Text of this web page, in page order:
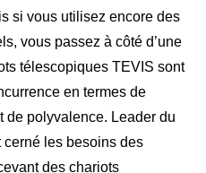
si vous utilisez encore des
vous passez à côté d’une
télescopiques TEVIS sont
en termes de
de polyvalence. Leader du
cerné les besoins des
des chariots